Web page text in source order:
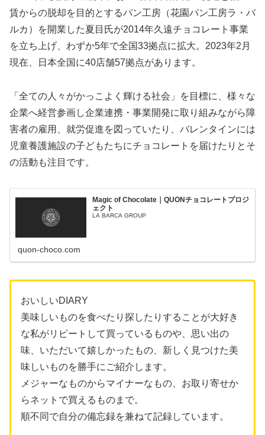
賃からの脱却を目的とするパン工房（花園パン工房ラ・バ
ルカ）を開業した夏目氏が2014年久遠チョコレート事業
を立ち上げ、わずか5年で全国33拠点に拡大。2023年2月
現在、日本全国に40店舗57拠点があります。
「全ての人々がかっこよく輝ける社会」を目標に、様々な
企業へ経営参画し企業連携・事業開発に取り組みながら障
害者の雇用、就労促進を図っていたり、バレンタインには
児童養護施設の子どもたちにチョコレートを届けたりとそ
の活動も注目です。
Magic of Chocolate｜QUONチョコレートプロジ
ェクト
LA BARCA GROUP
quon-choco.com
おいしいDIARY
美味しいものを食べたり探したりすることが大好き
な私がリピートして買っているものや、思い出の
味、いただいて嬉しかったもの、新しく見つけた美
味しいものを勝手にご紹介します。
メジャーなものからマイナーなもの、お取り寄せか
らネットで買えるものまで。
順不同で自分の備忘録を兼ねて記録しています。